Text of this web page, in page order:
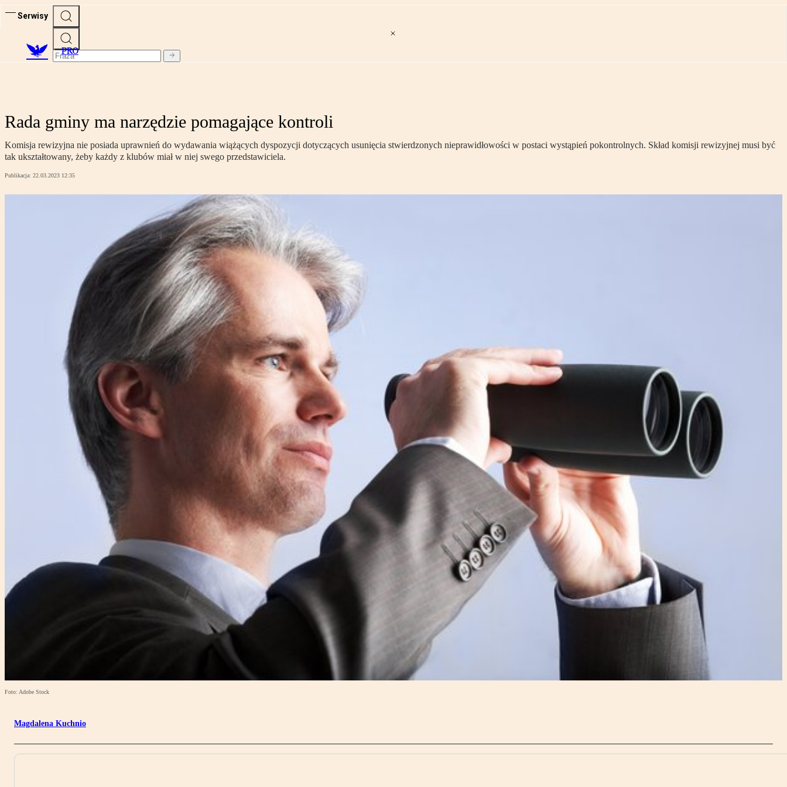
Serwisy
PRO
Rada gminy ma narzędzie pomagające kontroli
Komisja rewizyjna nie posiada uprawnień do wydawania wiążących dyspozycji dotyczących usunięcia stwierdzonych nieprawidłowości w postaci wystąpień pokontrolnych. Skład komisji rewizyjnej musi być
tak ukształtowany, żeby każdy z klubów miał w niej swego przedstawiciela.
Publikacja: 22.03.2023 12:35
Foto: Adobe Stock
Magdalena Kuchnio